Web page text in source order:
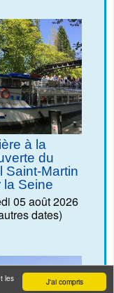
J'ai compris
les
à la
du
Saint-Martin
la Seine
05 août 2026
dates)